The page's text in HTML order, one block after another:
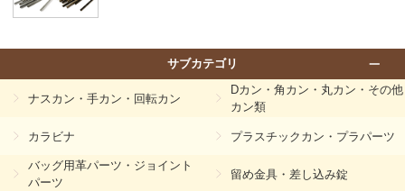
サブカテゴリ
ナスカン・手カン・回転カン
Dカン・角カン・丸カン・その他
カン類
カラビナ プラスチックカン・プラパーツ
バッグ用革パーツ・ジョイント
パーツ
留め金具・差し込み錠